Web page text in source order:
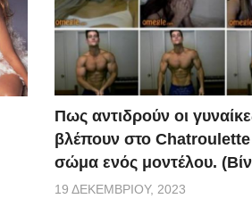
Πως αντιδρούν οι
βλέπουν στο Chatroulette
σώμα ενός μοντέλου.
19 ΔΕΚΕΜΒΡΊΟΥ, 2023